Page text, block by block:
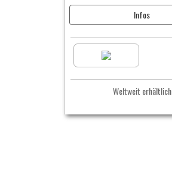
Infos
Weltweit erhältlich